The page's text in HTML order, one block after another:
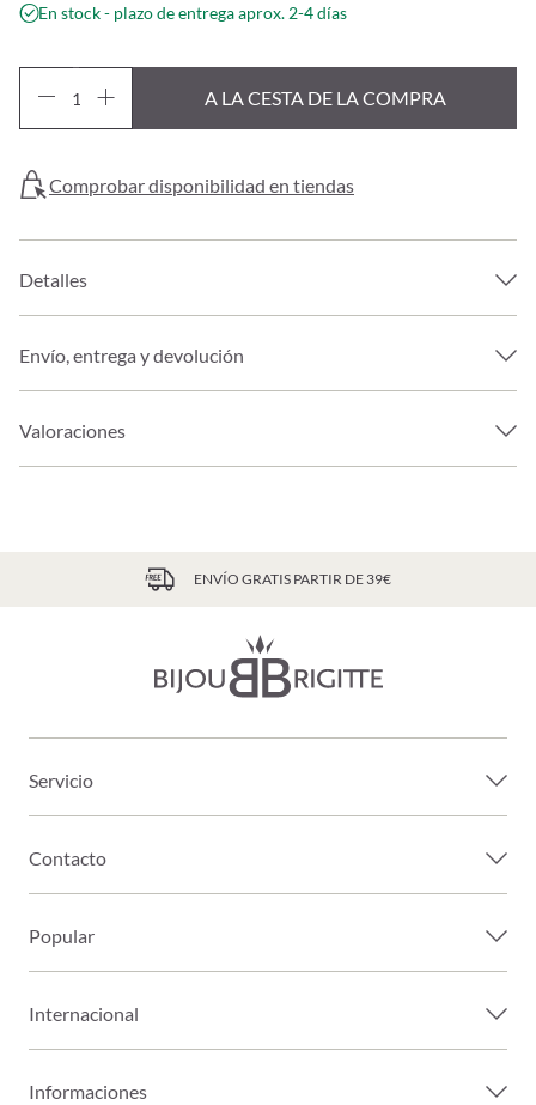
En stock - plazo de entrega aprox. 2-4 días
A LA CESTA DE LA COMPRA
Comprobar disponibilidad en tiendas
Detalles
Envío, entrega y devolución
Valoraciones
ENVÍO GRATIS PARTIR DE 39€
Servicio
Contacto
Popular
Internacional
Informaciones